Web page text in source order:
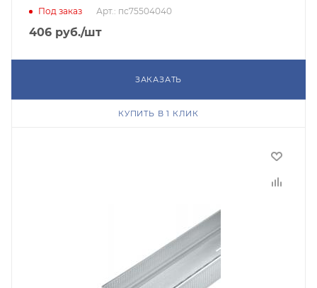
Под заказ Арт.: пс75504040
406 руб./шт
ЗАКАЗАТЬ
КУПИТЬ В 1 КЛИК